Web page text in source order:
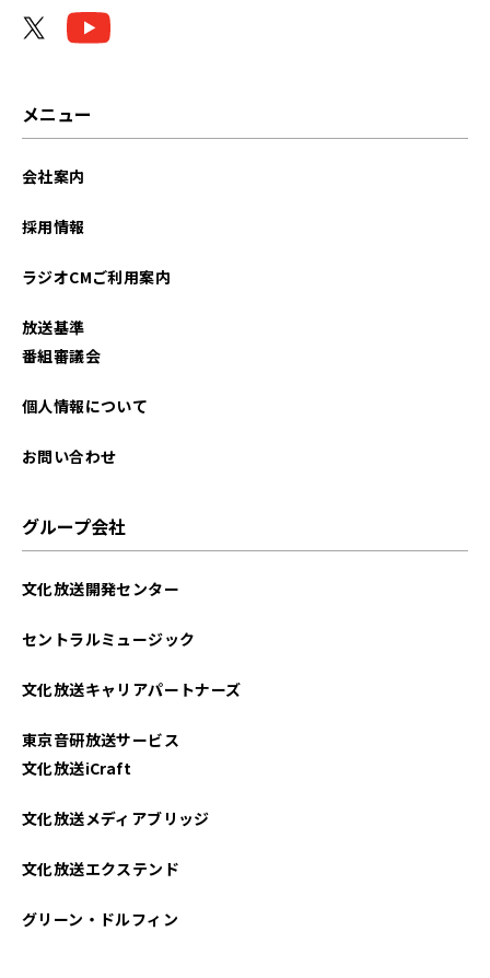
メニュー
会社案内
採用情報
ラジオCMご利用案内
放送基準
番組審議会
個人情報について
お問い合わせ
グループ会社
文化放送開発センター
セントラルミュージック
文化放送キャリアパートナーズ
東京音研放送サービス
文化放送iCraft
文化放送メディアブリッジ
文化放送エクステンド
グリーン・ドルフィン